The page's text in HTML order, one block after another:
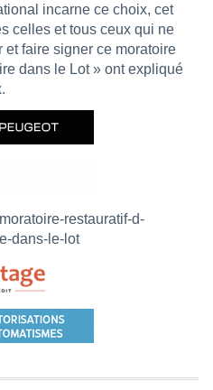
incarne ce choix, cet
celles et tous ceux qui ne
et faire signer ce moratoire
dans le Lot » ont expliqué
restauratif-d-
dans-le-lot